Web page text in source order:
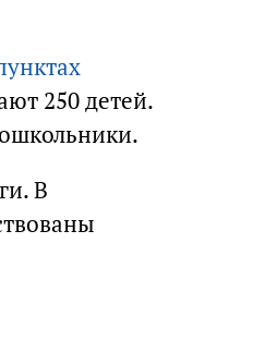
250 детей.
В